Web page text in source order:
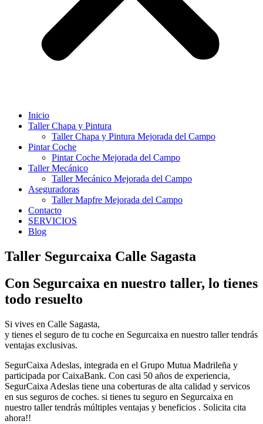
Inicio
Taller Chapa y Pintura
Taller Chapa y Pintura Mejorada del Campo
Pintar Coche
Pintar Coche Mejorada del Campo
Taller Mecánico
Taller Mecánico Mejorada del Campo
Aseguradoras
Taller Mapfre Mejorada del Campo
Contacto
SERVICIOS
Blog
Taller Segurcaixa Calle Sagasta
Con Segurcaixa en nuestro taller, lo tienes
todo resuelto
Si vives en Calle Sagasta,
y tienes el seguro de tu coche en Segurcaixa en nuestro taller tendrás
ventajas exclusivas.
SegurCaixa Adeslas, integrada en el Grupo Mutua Madrileña y
participada por CaixaBank. Con casi 50 años de experiencia,
SegurCaixa Adeslas tiene una coberturas de alta calidad y servicos
en sus seguros de coches. si tienes tu seguro en Segurcaixa en
nuestro taller tendrás múltiples ventajas y beneficios . Solicita cita
ahora!!